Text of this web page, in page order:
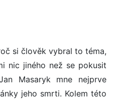
si člověk vybral to téma,
nic jiného než se pokusit
Masaryk mne nejprve
jeho smrti. Kolem této